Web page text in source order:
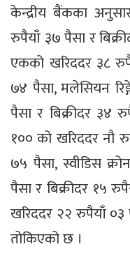
केन्द्रीय बैंकका
रुपैयाँ ३७ पैसा र
एकको खरिददर ३८
७४ पैसा, मलेसियन
पैसा र बिक्रीदर ३४
१०० को खरिददर नौ
७५ पैसा, स्वीडिस
पैसा र बिक्रीदर १५
खरिददर २२ रुपैयाँ ०३
तोकिएको छ ।